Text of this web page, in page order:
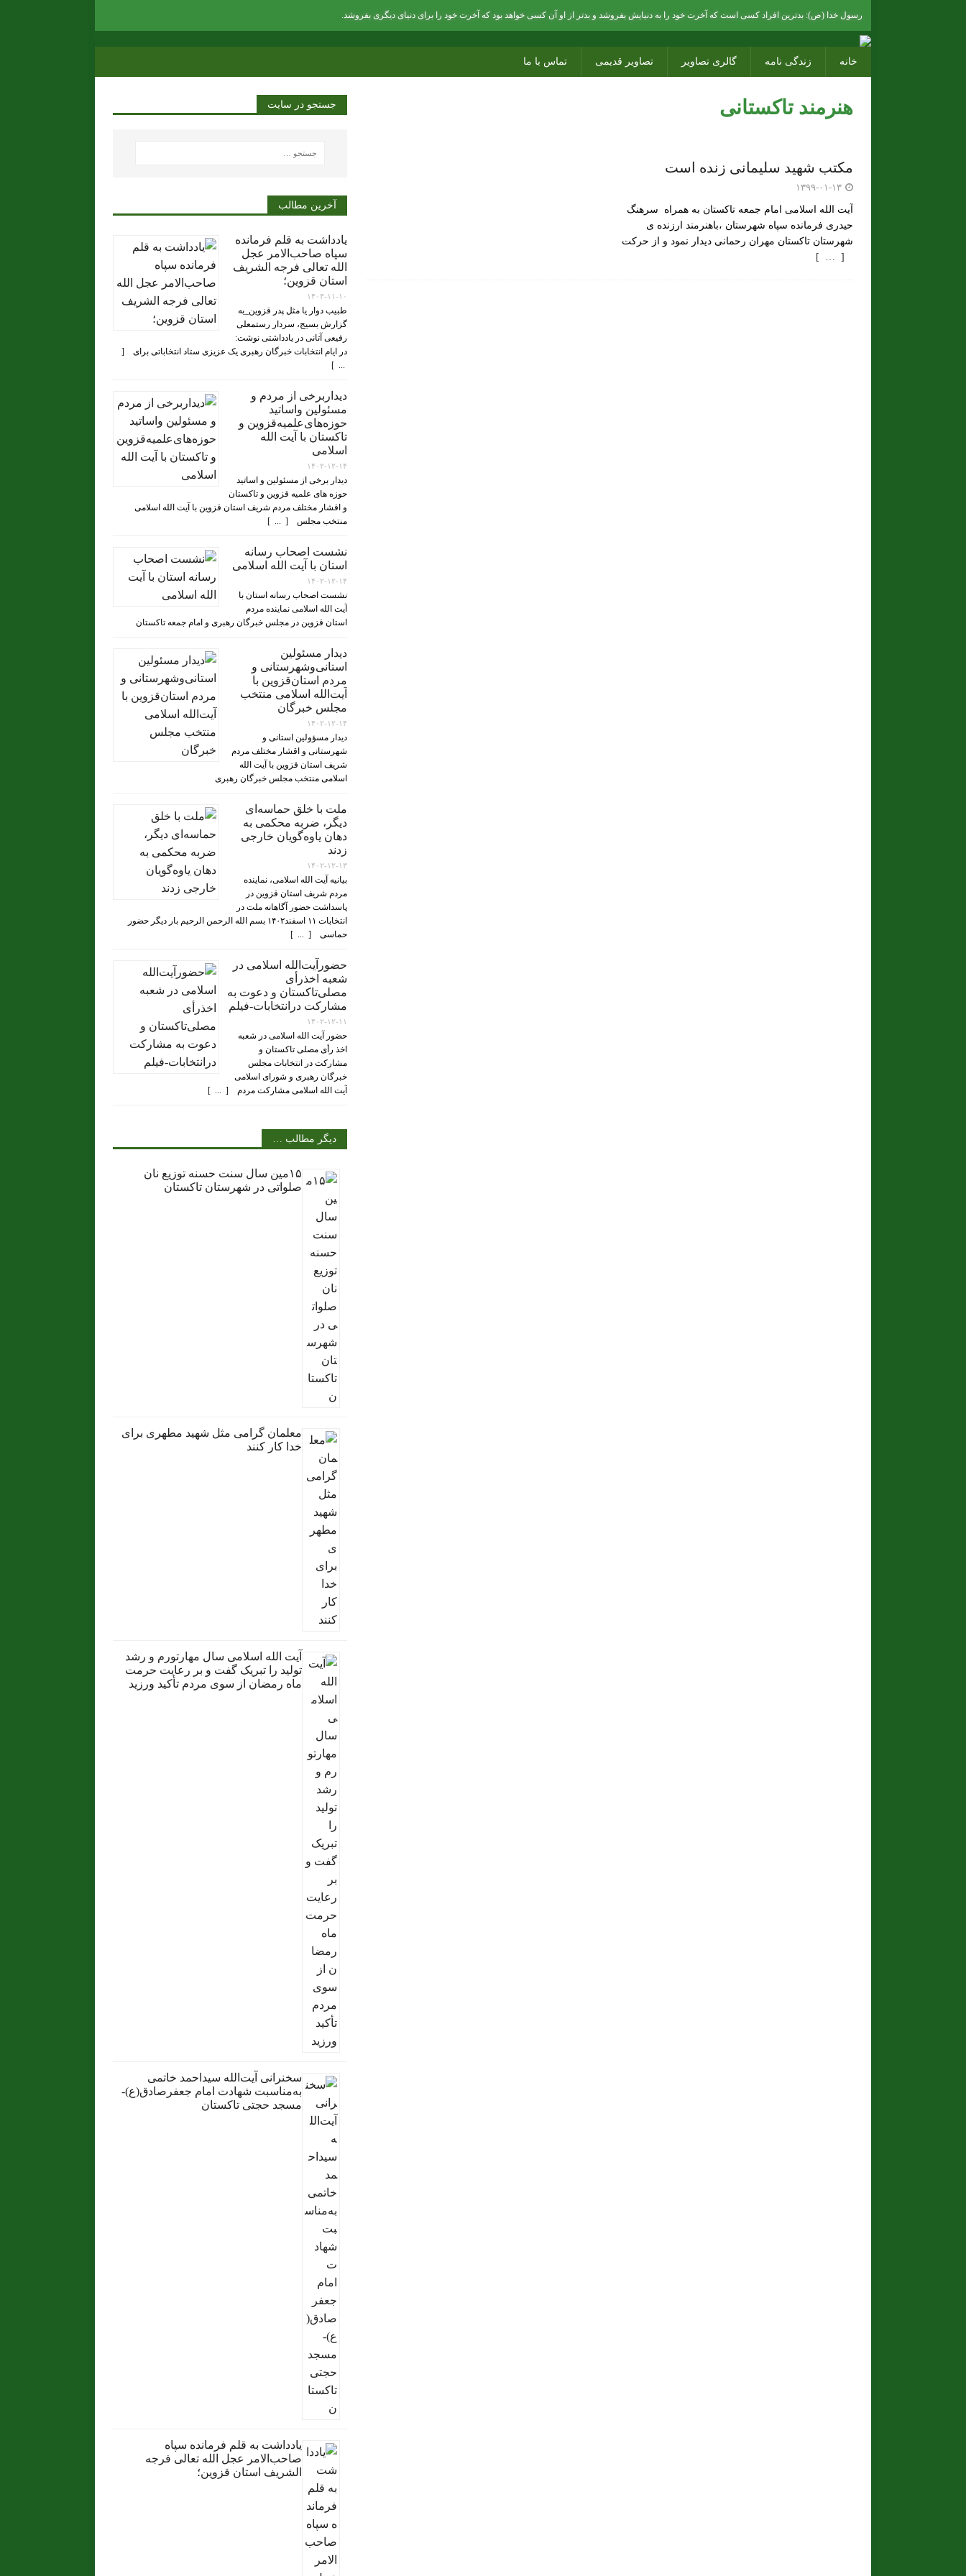
رسول خدا (ص): بدترین افراد کسی است که آخرت خود را به دنیایش بفروشد و بدتر از او آن کسی خواهد بود که آخرت خود را برای دنیای دیگری بفروشد.
خانه زندگی نامه گالری تصاویر تصاویر قدیمی تماس با ما
هنرمند تاکستانی
مکتب شهید سلیمانی زنده است
۱۳۹۹-۰۱-۱۳
آیت الله اسلامی امام جمعه تاکستان به همراه سرهنگ
حیدری فرمانده سپاه شهرستان ،باهنرمند ارزنده ی
شهرستان تاکستان مهران رحمانی دیدار نمود و از حرکت
[ … ]
جستجو در سایت
آخرین مطالب
یادداشت به قلم فرمانده
سپاه صاحب‌الامر عجل
الله تعالی فرجه الشریف
استان قزوین؛
۱۴۰۳-۱۱-۱۰
طبیب دوار یا مثل پدر قزوین_به
گزارش بسیج، سردار رستمعلی
رفیعی آتانی در یادداشتی نوشت:
در ایام انتخابات خبرگان رهبری یک عزیزی ستاد انتخاباتی برای [
... ]
دیداربرخی از مردم و
مسئولین واساتید
حوزه‌های‌علمیه‌قزوین و
تاکستان با آیت الله
اسلامی
۱۴۰۲-۱۲-۱۴
دیدار برخی از مسئولین و اساتید
حوزه های علمیه قزوین و تاکستان
و اقشار مختلف مردم شریف استان قزوین با آیت الله اسلامی
منتخب مجلس [ ... ]
نشست اصحاب رسانه
استان با آیت الله اسلامی
۱۴۰۲-۱۲-۱۴
نشست اصحاب رسانه استان با
آیت الله اسلامی نماینده مردم
استان قزوین در مجلس خبرگان رهبری و امام جمعه تاکستان
دیدار مسئولین
استانی‌وشهرستانی و
مردم‌ استان‌قزوین با
آیت‌الله‌ اسلامی منتخب
مجلس‌ خبرگان
۱۴۰۲-۱۲-۱۴
دیدار مسؤولین استانی و
شهرستانی و اقشار مختلف مردم
شریف استان قزوین با آیت الله
اسلامی منتخب مجلس خبرگان رهبری
ملت با خلق حماسه‌ای
دیگر، ضربه محکمی به
دهان یاوه‌گویان خارجی
زدند
۱۴۰۲-۱۲-۱۳
بیانیه آیت الله اسلامی، نماینده
مردم شریف استان قزوین در
پاسداشت حضور آگاهانه ملت در
انتخابات ۱۱ اسفند۱۴۰۲ بسم الله الرحمن الرحیم بار دیگر حضور
حماسی [ ... ]
حضورآیت‌الله اسلامی در
شعبه اخذرأی
مصلی‌تاکستان و دعوت به
مشارکت درانتخابات-فیلم
۱۴۰۲-۱۲-۱۱
حضور آیت الله اسلامی در شعبه
اخذ رأی مصلی تاکستان و
مشارکت در انتخابات مجلس
خبرگان رهبری و شورای اسلامی
آیت الله اسلامی مشارکت مردم [ ... ]
دیگر مطالب …
۱۵مین سال سنت حسنه توزیع نان
صلواتی در شهرستان تاکستان
معلمان گرامی مثل شهید مطهری برای
خدا کار کنند
آیت الله اسلامی سال مهارتورم و رشد
تولید را تبریک گفت و بر رعایت حرمت
ماه رمضان از سوی مردم تأکید ورزید
سخنرانی آیت‌الله سیداحمد خاتمی
به‌مناسبت شهادت امام جعفرصادق(ع)-
مسجد حجتی تاکستان
یادداشت به قلم فرمانده سپاه
صاحب‌الامر عجل الله تعالی فرجه
الشریف استان قزوین؛